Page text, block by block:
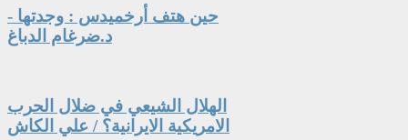
حين هتف أرخميدس : وجدتها -
د.ضرغام الدباغ
الهلال الشيعي في ضلال الحرب
الامريكية الايرانية؟ / علي الكاش